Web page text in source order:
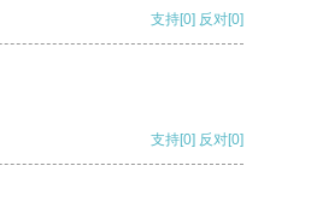
支持[0] 反对[0]
支持[0] 反对[0]